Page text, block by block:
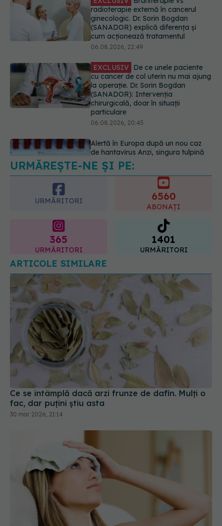
EXCLUSIV De ce unele paciente
cu cancer de col uterin nu mai ajung
la operație. Dr. Sorin Bogdan
(SANADOR): Intervenția
particulare
06.08.2026, 20:45
Alertă în Europa după un nou caz
de hantavirus Anzi, singura tulpină
care se transmite de la om la om
06.08.2026, 20:06
Ce se întâmplă cu colesterolul când
consumăm lactate integrale?
07.08.2026, 09:12
URMĂREȘTE-NE ȘI PE:
6560
ABONAȚI
365
URMĂRITORI
1401
URMĂRITORI
ARTICOLE SIMILARE
Ce se întâmplă dacă arzi frunze de dafin. Mulți o
fac, dar puțini știu asta
30 mar 2026, 21:14